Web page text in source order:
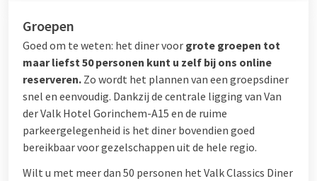
Groepen
Goed om te weten: het diner voor grote groepen tot
maar liefst 50 personen kunt u zelf bij ons online
reserveren. Zo wordt het plannen van een groepsdiner
snel en eenvoudig. Dankzij de centrale ligging van Van
der Valk Hotel Gorinchem-A15 en de ruime
parkeergelegenheid is het diner bovendien goed
bereikbaar voor gezelschappen uit de hele regio.
Wilt u met meer dan 50 personen het Valk Classics Diner